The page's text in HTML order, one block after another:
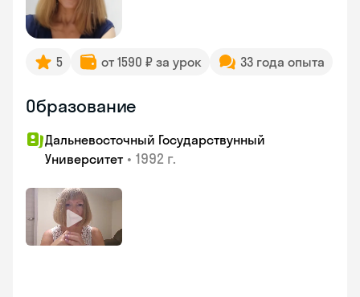
5 от 1590 ₽ за урок 33 года опыта
Образование
Дальневосточный Государствунный
Университет • 1992 г.